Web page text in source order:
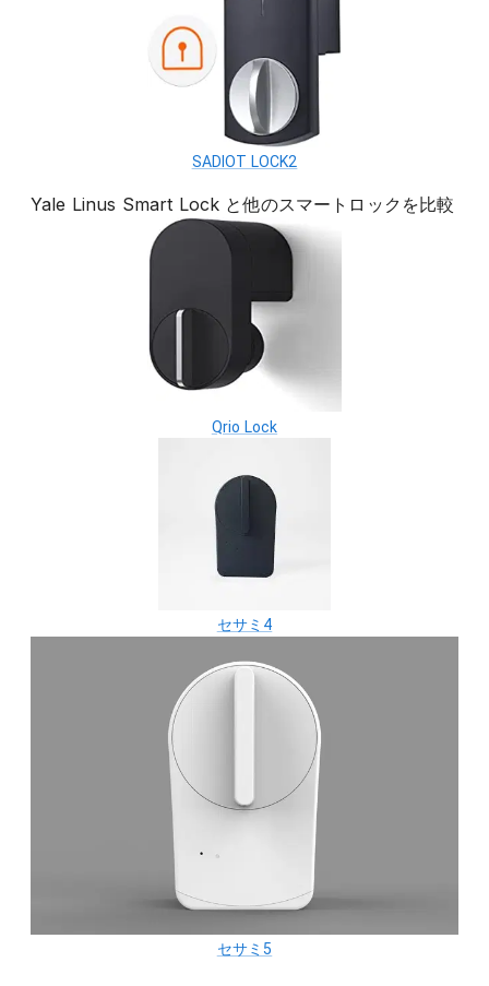
SADIOT LOCK2
Yale Linus Smart Lock と他のスマートロック を比較
Qrio Lock
セサミ4
セサミ5